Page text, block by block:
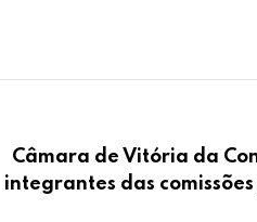
Câmara de Vitória da
integrantes das